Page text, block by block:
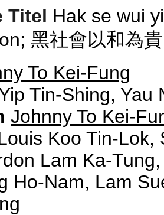
Titel Hak se wui
黑社會以和為貴
To Kei-Fung
Tin-Shing, Yau
Johnny To Kei-
Koo Tin-Lok,
Lam Ka-Tung,
Ho-Nam, Lam